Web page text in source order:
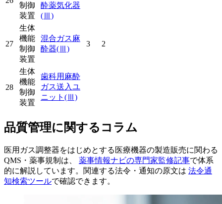
制御
装置
酔薬気化器
(Ⅲ)
27
生体
機能
制御
装置
混合ガス麻
酔器(Ⅲ)
3 2
28
生体
機能
制御
装置
歯科用麻酔
ガス送入ユ
ニット (Ⅲ)
品質管理に関するコラム
医用ガス調整器をはじめとする医療機器の製造販売に関わる
QMS・薬事規制は、 薬事情報ナビの専門家監修記事で体系
的に解説しています。関連する法令・通知の原文は 法令通
知検索ツールで確認できます。